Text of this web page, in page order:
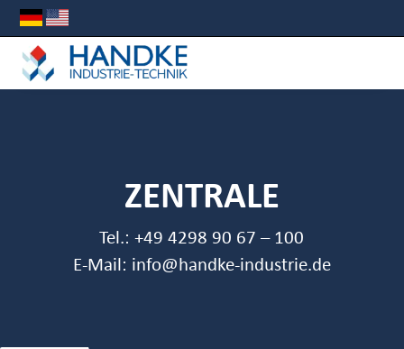
ZENTRALE
Tel.:+49 4298 90 67 – 100
E-Mail: info@handke-industrie.de